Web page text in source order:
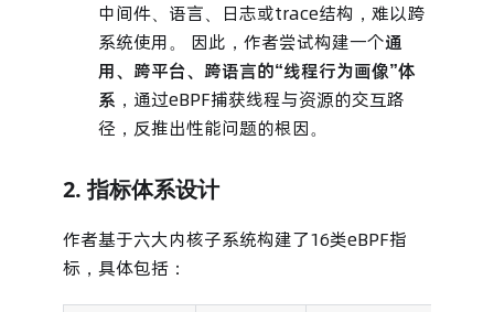
中间件、语言、日志或trace结构，难以跨
系统使用。 因此，作者尝试构建一个通
用、跨平台、跨语言的“线程行为画像”体
系 ，通过eBPF捕获线程与资源的交互路
径，反推出性能问题的根因。
2. 指标体系设计
作者基于六大内核子系统构建了16类eBPF指
标，具体包括：